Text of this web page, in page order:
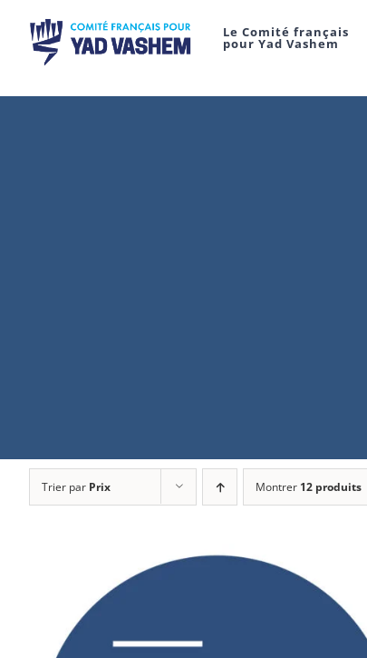
Le Comité français
pour Yad Vashem
Trier par Prix Montrer 12 produits